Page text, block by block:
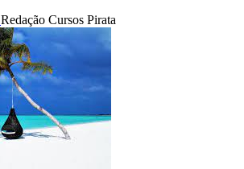
Redação Cursos Pirata